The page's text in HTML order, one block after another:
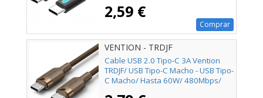
2,59 €
Comprar
VENTION - TRDJF
Cable USB 2.0 Tipo-C 3A Vention
TRDJF/ USB Tipo-C Macho - USB Tipo-
C Macho/ Hasta 60W/ 480Mbps/